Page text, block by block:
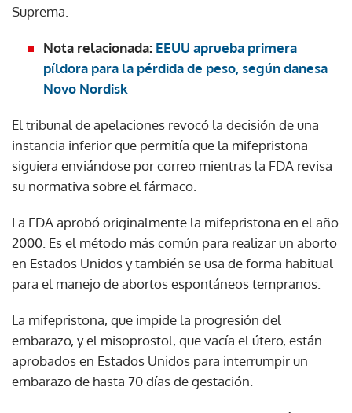
Suprema.
Nota relacionada: EEUU aprueba primera
píldora para la pérdida de peso, según danesa
Novo Nordisk
El tribunal de apelaciones revocó la decisión de una
instancia inferior que permitía que la mifepristona
siguiera enviándose por correo mientras la FDA revisa
su normativa sobre el fármaco.
La FDA aprobó originalmente la mifepristona en el año
2000. Es el método más común para realizar un aborto
en Estados Unidos y también se usa de forma habitual
para el manejo de abortos espontáneos tempranos.
La mifepristona, que impide la progresión del
embarazo, y el misoprostol, que vacía el útero, están
aprobados en Estados Unidos para interrumpir un
embarazo de hasta 70 días de gestación.